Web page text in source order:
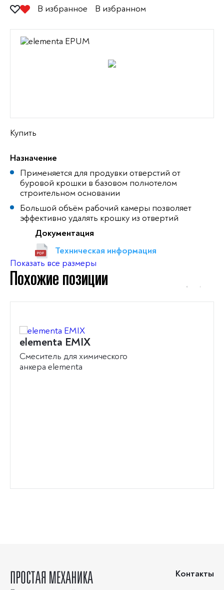
В избранное В избранном
Купить
Назначение
Применяется для продувки отверстий от
буровой крошки в базовом полнотелом
строительном основании
Большой объём рабочий камеры позволяет
эффективно удалять крошку из отвертий
Документация
Техническая информация
Показать все размеры
Похожие позиции
elementa EMIX
Смеситель для химического
анкера elementa
Контакты